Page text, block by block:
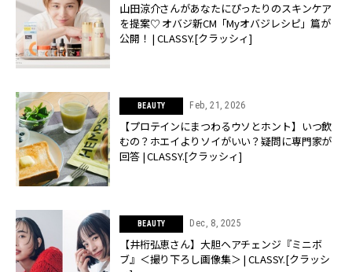
山田涼介さんがあなたにぴったりのスキンケア
を提案♡ オバジ新CM「Myオバジレシピ」篇が
公開！ | CLASSY.[クラッシィ]
BEAUTY Feb, 21, 2026
【プロテインにまつわるウソとホント】いつ飲
むの？ホエイよりソイがいい？疑問に専門家が
回答 | CLASSY.[クラッシィ]
BEAUTY Dec, 8, 2025
【井桁弘恵さん】大胆ヘアチェンジ『ミニボ
ブ』＜撮り下ろし画像集＞ | CLASSY.[クラッシ